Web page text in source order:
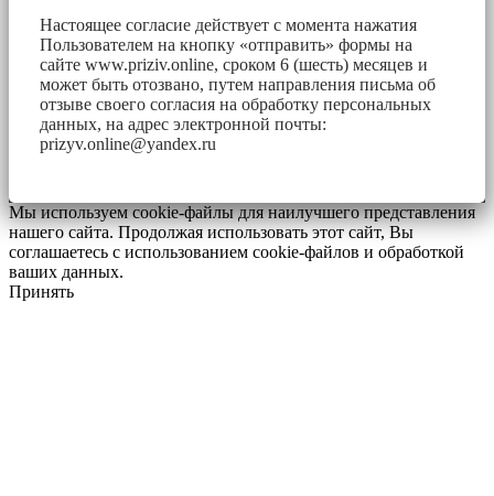
Настоящее согласие действует с момента нажатия
Пользователем на кнопку «отправить» формы на
сайте www.priziv.online, сроком 6 (шесть) месяцев и
может быть отозвано, путем направления письма об
отзыве своего согласия на обработку персональных
данных, на адрес электронной почты:
prizyv.online@yandex.ru
Мы используем cookie-файлы для наилучшего представления
нашего сайта. Продолжая использовать этот сайт, Вы
соглашаетесь с использованием cookie-файлов и обработкой
ваших данных.
Принять